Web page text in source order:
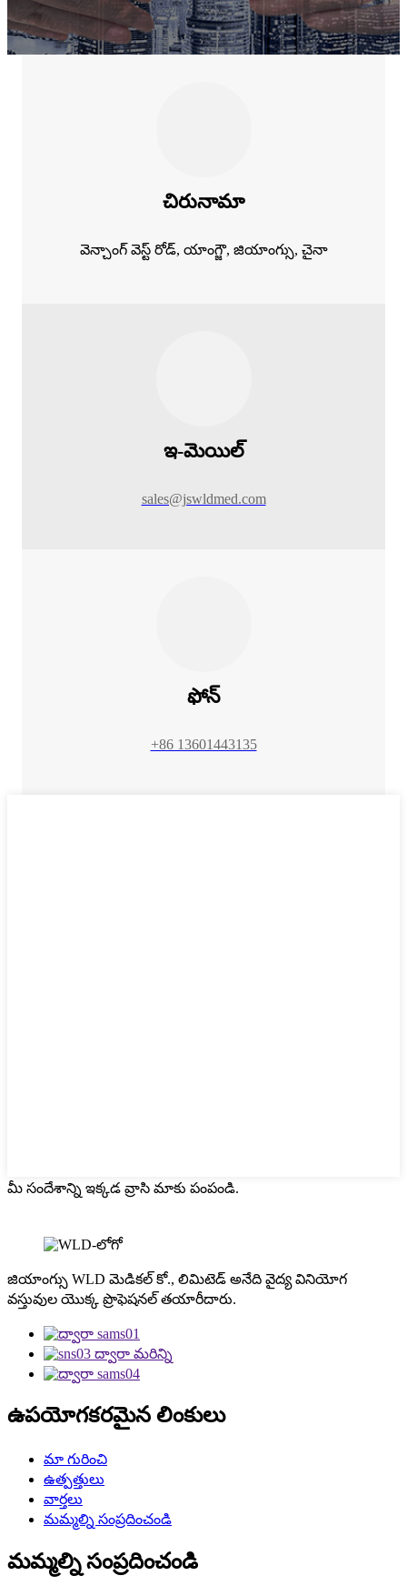
చిరునామా
వెన్చాంగ్ వెస్ట్ రోడ్, యాంగ్జౌ, జియాంగ్సు, చైనా
ఇ-మెయిల్
sales@jswldmed.com
ఫోన్
+86 13601443135
మీ సందేశాన్ని ఇక్కడ వ్రాసి మాకు పంపండి.
జియాంగ్సు WLD మెడికల్ కో., లిమిటెడ్ అనేది వైద్య వినియోగ
వస్తువుల యొక్క ప్రొఫెషనల్ తయారీదారు.
ఉపయోగకరమైన లింకులు
మా గురించి
ఉత్పత్తులు
వార్తలు
మమ్మల్ని సంప్రదించండి
మమ్మల్ని సంప్రదించండి